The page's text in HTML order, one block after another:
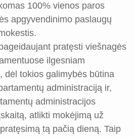
100% vienos paros
apgyvendinimo paslaugų
pratęsti viešnagės
ilgesniam
dėl tokios galimybės būtina
administraciją ir,
administracijos
atlikti mokėjimą už
tą pačią dieną. Taip